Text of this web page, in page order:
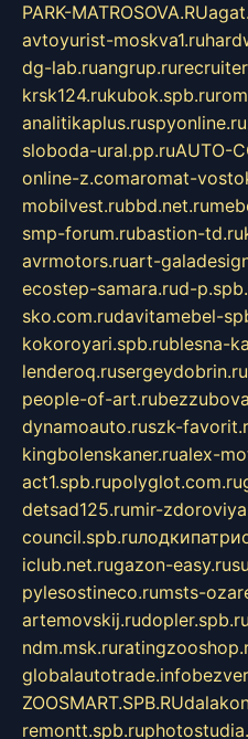
PARK-MATROSOVA.RU
avtoyurist-moskva1.ru
dg-lab.ruangrup.ru
krsk124.rukubok.spb.ru
analitikaplus.ruspyonline.ru
sloboda-ural.pp.ruAUTO-
online-z.comaromat-
mobilvest.rubbd.net.ru
smp-forum.rubastion-td.ru
avrmotors.ruart-
ecostep-samara.rud-
sko.com.rudavitamebel-
kokoroyari.spb.rublesna-
lenderoq.rusergeydobrin.ru
people-of-art.ru
dynamoauto.ruszk-
kingbolenskaner.rualex-
act1.spb.rupolyglot.com.ru
detsad125.rumir-
council.spb.ru
iclub.net.rugazon-easy.ru
pylesostineco.rumsts-
artemovskij.rudopler.spb.ru
ndm.msk.ru
globalautotrade.info
ZOOSMART.SPB.RU
remontt.spb.ru